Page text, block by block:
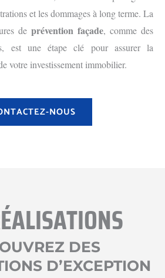
et les dommages à long terme. La
de prévention façade, comme des
est une étape clé pour assurer la
votre investissement immobilier.
NOUS
DES
D’EXCEPTION